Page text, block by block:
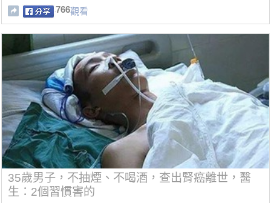
766觀看
35歲男子，不抽煙、不喝酒，查出腎癌離世，醫
生：2個習慣害的